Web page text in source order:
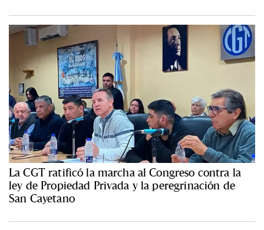
La CGT ratificó la marcha al Congreso contra la
ley de Propiedad Privada y la peregrinación de
San Cayetano